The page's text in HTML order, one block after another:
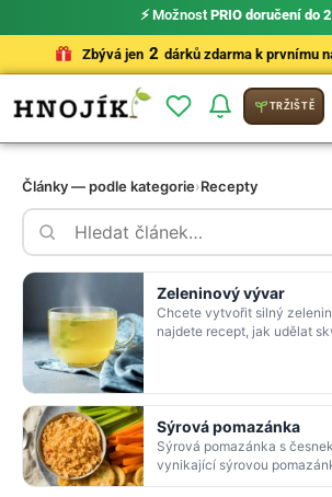
⚡ Možnost PRIO doručení do
Zbývá jen 2 dárků zdarma k prvnímu
TRŽIŠTĚ
Články — podle kategorie›Recepty
Zeleninový vývar
Chcete vytvořit silný
najdete recept, jak udělat
Sýrová pomazánka
Sýrová pomazánka s
vynikající sýrovou